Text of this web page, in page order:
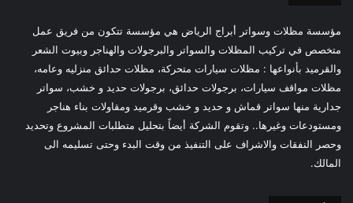
مؤسسة مظلات وسواتر أبراج الرياض هي مؤسسة تتكون من فريق عمل
متخصص في تركيب المظلات والسواتر والبرجولات والهناجر وبيوت الشعر
والقرميد بأنواعها : مظلات سيارات متحركة، مظلات حدائق منزليه وعامه،
مظلات مواقف سيارات، برجولات حدائق، برجولات حديد و خشب، سواتر
جدارية منها سواتر قماش و حديد و خشب وقرميد ومقاولات بناء هناجر
ومستودعات وغيرها.. وتقوم الشركة أيضاً بتحليل متطلبات المشروع وتحديد
وحصر النفقات والاشراف على التنفيذ من وقت البدء وحتى تسليمه الى
المالك.